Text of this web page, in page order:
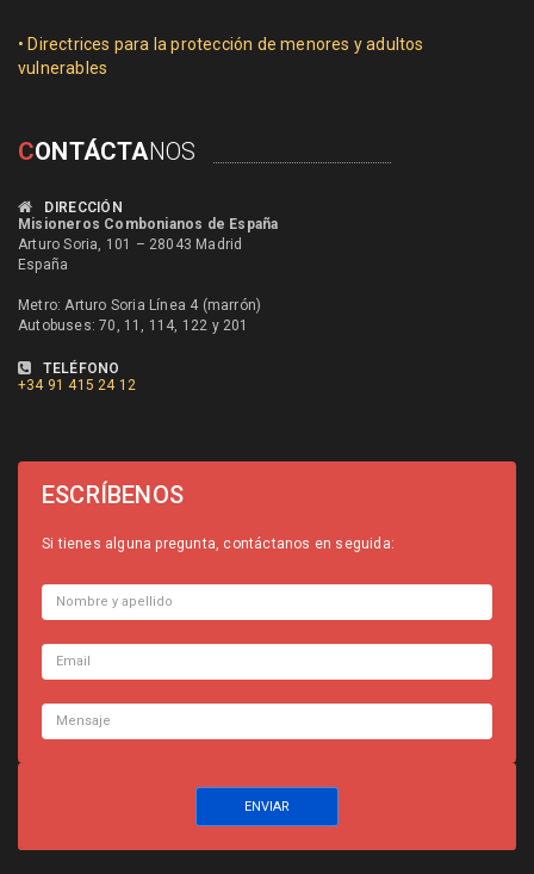
• Directrices para la protección de menores y adultos
vulnerables
CONTÁCTANOS
DIRECCIÓN
Misioneros Combonianos de España
Arturo Soria, 101 – 28043 Madrid
España
Metro: Arturo Soria Línea 4 (marrón)
Autobuses: 70, 11, 114, 122 y 201
TELÉFONO
+34 91 415 24 12
ESCRÍBENOS
Si tienes alguna pregunta, contáctanos en seguida: